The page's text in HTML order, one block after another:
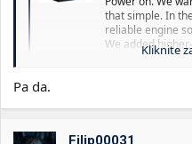
that simple. In
reliable engine
We added
PWM
A tražio si ovo:
Kliknite
Pa da.